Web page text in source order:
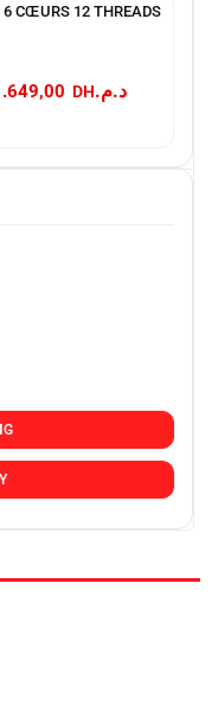
CŒURS 12 THREADS
د.م.